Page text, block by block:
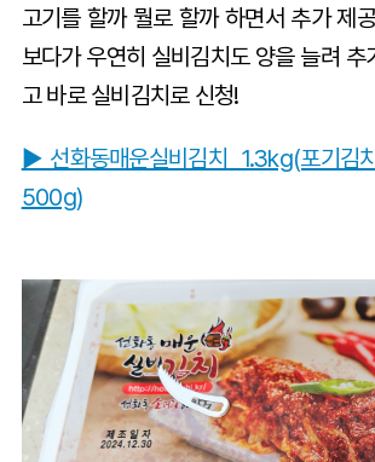
고기를 할까 뭘로 할까 하면서 추가 제
보다가 우연히 실비김치도 양을 늘려 추
고 바로 실비김치로 신청!
▶선화동매운실비김치 1.3kg(포기김
500g)